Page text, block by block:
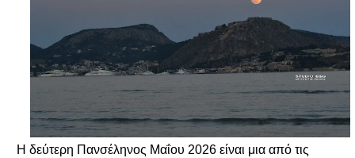
Η δεύτερη Πανσέληνος Μαΐου 2026 είναι μια από τις